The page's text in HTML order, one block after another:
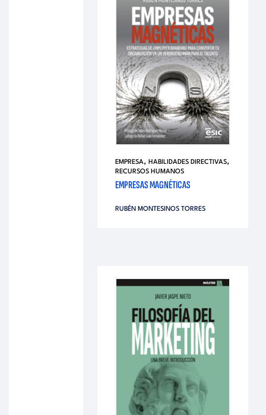
EMPRESA, HABILIDADES DIRECTIVAS,
RECURSOS HUMANOS
EMPRESAS MAGNÉTICAS
RUBÉN MONTESINOS TORRES